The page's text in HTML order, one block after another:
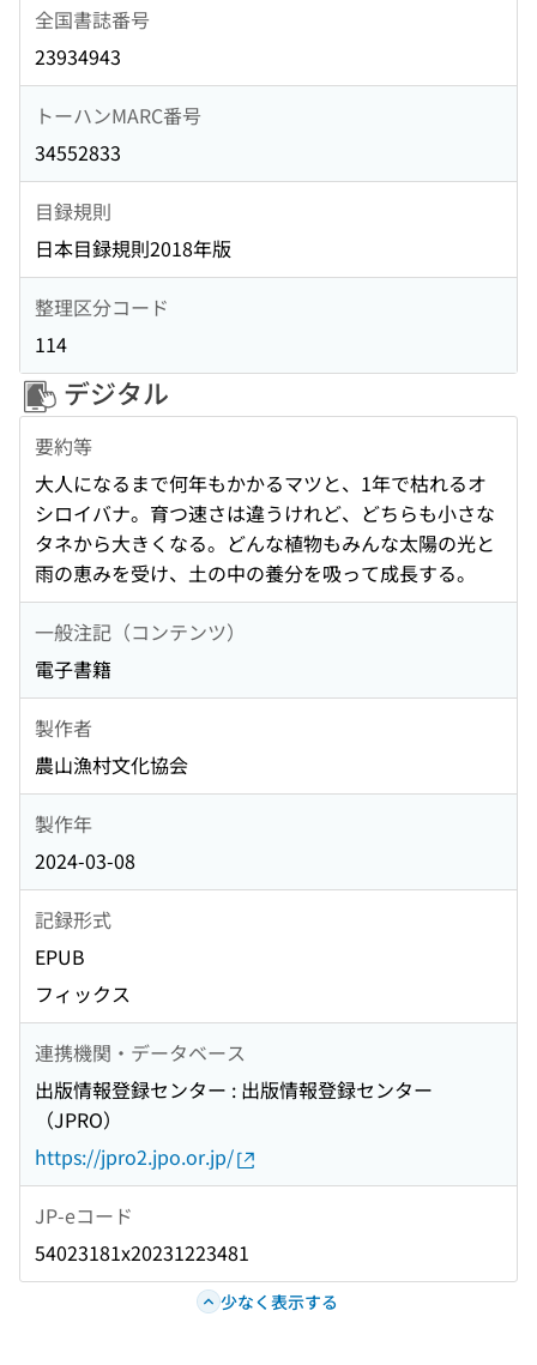
全国書誌番号
23934943
トーハンMARC番号
34552833
目録規則
日本目録規則2018年版
整理区分コード
114
デジタル
要約等
大人になるまで何年もかかるマツと、1年で枯れるオ
シロイバナ。育つ速さは違うけれど、どちらも小さな
タネから大きくなる。どんな植物もみんな太陽の光と
雨の恵みを受け、土の中の養分を吸って成長する。
一般注記（コンテンツ）
電子書籍
製作者
農山漁村文化協会
製作年
2024-03-08
記録形式
EPUB
フィックス
連携機関・データベース
出版情報登録センター : 出版情報登録センター
（JPRO）
https://jpro2.jpo.or.jp/
JP-eコード
54023181x20231223481
少なく表示する